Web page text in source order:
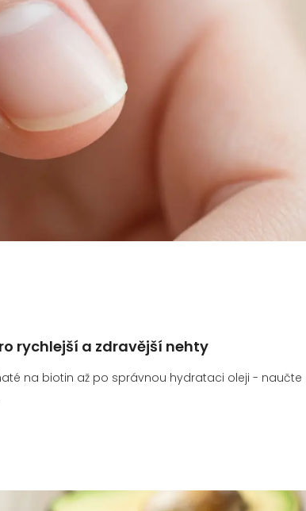
rychlejší a zdravější nehty
na biotin až po správnou hydrataci oleji - naučte